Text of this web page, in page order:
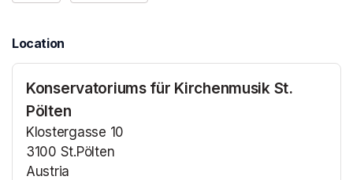
Location
Konservatoriums für Kirchenmusik St.
Pölten
Klostergasse 10
3100 St.Pölten
Austria